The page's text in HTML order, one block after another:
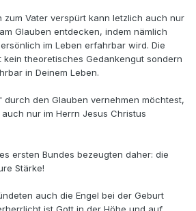
zum Vater verspürt kann letzlich auch nur
Glauben entdecken, indem nämlich
im Leben erfahrbar wird. Die
theoretisches Gedankengut sondern
in Deinem Leben.
durch den Glauben vernehmen möchtest,
nur im Herrn Jesus Christus
ersten Bundes bezeugten daher: die
Stärke!
auch die Engel bei der Geburt